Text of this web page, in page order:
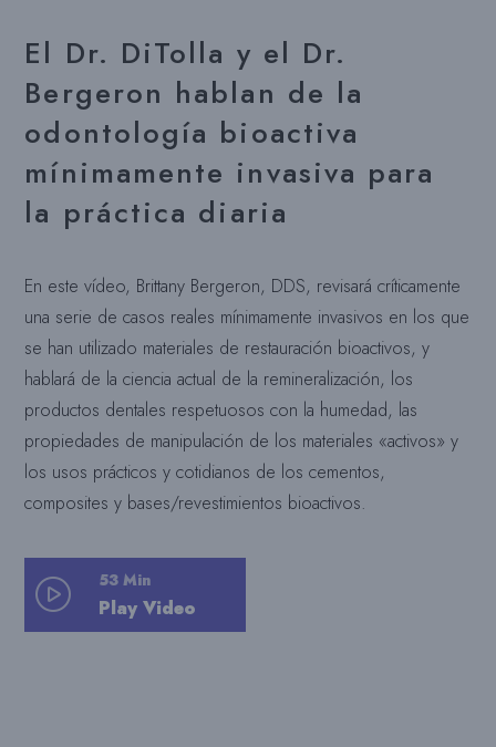
El Dr. DiTolla y el Dr.
Bergeron hablan de la
odontología bioactiva
mínimamente invasiva para
la práctica diaria
En este vídeo, Brittany Bergeron, DDS, revisará críticamente
una serie de casos reales mínimamente invasivos en los que
se han utilizado materiales de restauración bioactivos, y
hablará de la ciencia actual de la remineralización, los
productos dentales respetuosos con la humedad, las
propiedades de manipulación de los materiales «activos» y
los usos prácticos y cotidianos de los cementos,
composites y bases/revestimientos bioactivos.
53 Min
Play Video